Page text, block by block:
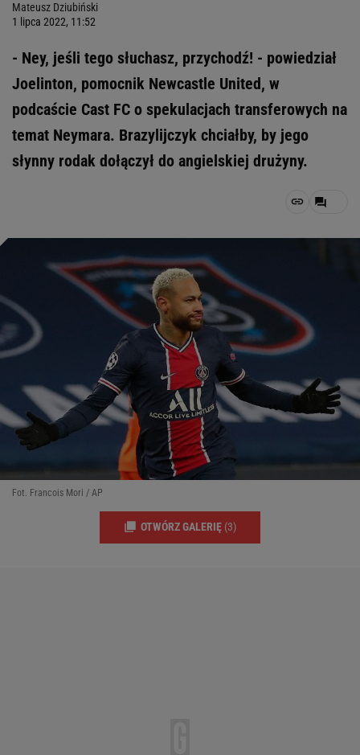
Mateusz Dziubiński
1 lipca 2022, 11:52
- Ney, jeśli tego słuchasz, przychodź! - powiedział
Joelinton, pomocnik Newcastle United, w
podcaście Cast FC o spekulacjach transferowych na
temat Neymara. Brazylijczyk chciałby, by jego
słynny rodak dołączył do angielskiej drużyny.
Fot. Francois Mori / AP
OTWÓRZ GALERIĘ (3)